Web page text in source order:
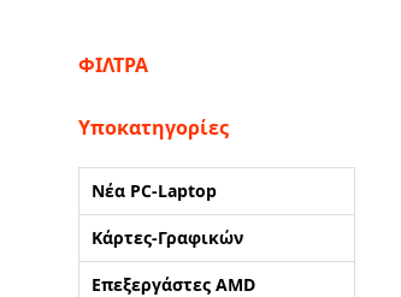
ΑΡΧΙΚΗ
ΠΟΙΟΙ ΕΙΜΑΣΤΕ
ΦΙΛΤΡΑ
Υποκατηγορίες
Νέα PC-Laptop
Κάρτες-Γραφικών
Επεξεργάστες AMD